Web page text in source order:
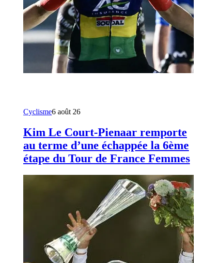
Cyclisme6 août 26
Kim Le Court-Pienaar remporte
au terme d’une échappée la 6ème
étape du Tour de France Femmes